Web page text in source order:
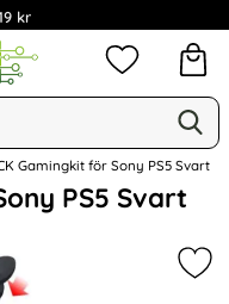
kr
Mina
Gamingkit för Sony PS5 Svart
PS5 Svart